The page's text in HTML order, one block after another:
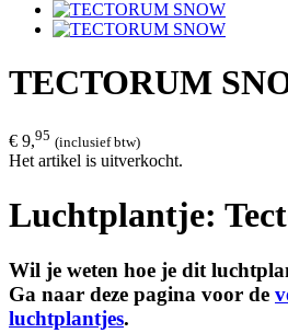
TECTORUM
€ 9,95 (inclusief btw)
Het artikel is uitverkocht.
Luchtplantje:
Wil je weten hoe je dit
Ga naar deze pagina voor de
luchtplantjes.